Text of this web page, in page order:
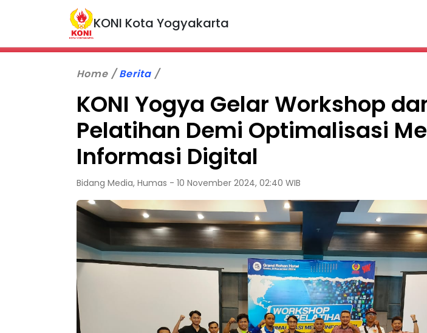
KONI Kota Yogyakarta
Home Berita
KONI Yogya Gelar Workshop
Pelatihan Demi Optimalisasi
Informasi Digital
Bidang Media, Humas - 10 November 2024, 02:40 WIB